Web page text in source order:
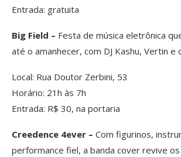
Entrada: gratuita
Big Field – Festa de música eletrônica
até o amanhecer, com DJ Kashu, Vertin
Local: Rua Doutor Zerbini, 53
Horário: 21h às 7h
Entrada: R$ 30, na portaria
Creedence 4ever – Com figurinos,
performance fiel, a banda cover revive